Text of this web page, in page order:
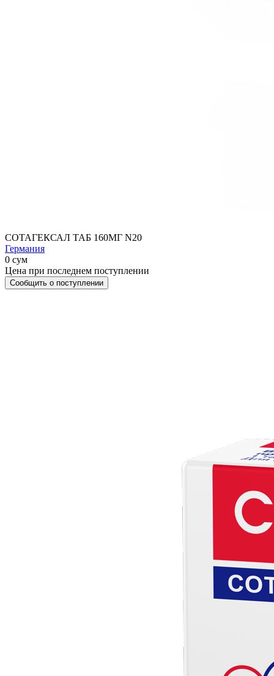
СОТАГЕКСАЛ ТАБ 160МГ N20
Германия
0 сум
Цена при последнем поступлении
Сообщить о поступлении